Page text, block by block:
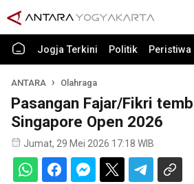
Jogja Terkini Politik Peristiwa
ANTARA Olahraga
Pasangan Fajar/Fikri
Singapore Open 2026
Jumat, 29 Mei 2026 17:18 WIB